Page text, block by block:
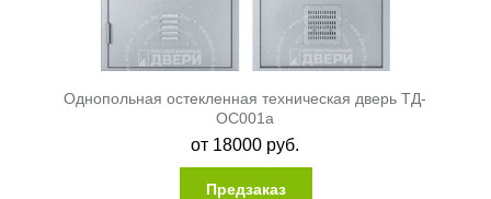
Однопольная остекленная техническая дверь ТД-
ОС001a
от 18000 руб.
Предзаказ